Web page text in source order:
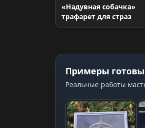
«Надувная собачка»
трафарет для страз
Примеры
Реальные работы